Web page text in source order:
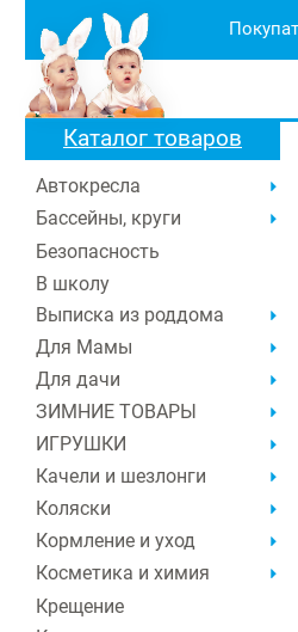
Каталог товаров
Автокресла
Бассейны, круги
Безопасность
В школу
Выписка из роддома
Для Мамы
Для дачи
ЗИМНИЕ ТОВАРЫ
ИГРУШКИ
Качели и шезлонги
Коляски
Кормление и уход
Косметика и химия
Крещение